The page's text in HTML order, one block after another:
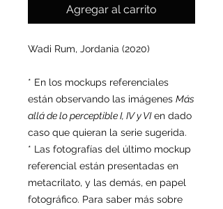
Agregar al carrito
Wadi Rum, Jordania (2020)
* En los mockups referenciales
están observando las imágenes Más
allá de lo perceptible I, IV y VIen dado
caso que quieran la serie sugerida.
* Las fotografías del último mockup
referencial están presentadas en
metacrilato, y las demás, en papel
fotográfico. Para saber más sobre